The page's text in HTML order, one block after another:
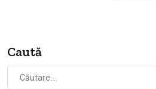
Caută
după: